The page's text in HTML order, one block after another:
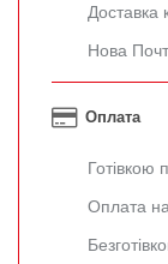
Доставка
Нова
Оплата
Готівкою
Оплата